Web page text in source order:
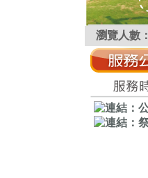
瀏覽人數：